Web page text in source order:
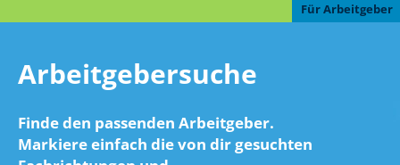
Für Arbeitgeber
Arbeitgebersuche
Finde den passenden Arbeitgeber.
Markiere einfach die von dir gesuchten